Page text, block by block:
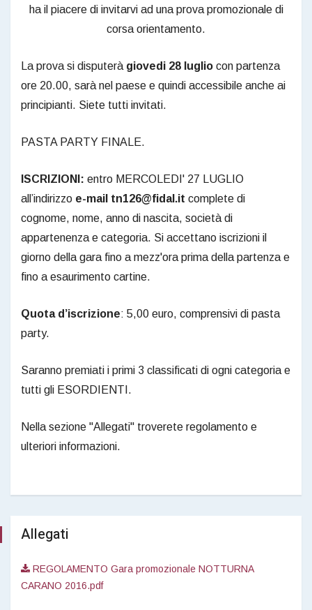
ha il piacere di invitarvi ad una prova promozionale di
corsa orientamento.
La prova si disputerà giovedi 28 luglio con partenza
ore 20.00, sarà nel paese e quindi accessibile anche ai
principianti. Siete tutti invitati.
PASTA PARTY FINALE.
ISCRIZIONI: entro MERCOLEDI' 27 LUGLIO
all’indirizzo e-mail tn126@fidal.it complete di
cognome, nome, anno di nascita, società di
appartenenza e categoria. Si accettano iscrizioni il
giorno della gara fino a mezz'ora prima della partenza e
fino a esaurimento cartine.
Quota d’iscrizione: 5,00 euro, comprensivi di pasta
party.
Saranno premiati i primi 3 classificati di ogni categoria e
tutti gli ESORDIENTI.
Nella sezione "Allegati" troverete regolamento e
ulteriori informazioni.
Allegati
REGOLAMENTO Gara promozionale NOTTURNA
CARANO 2016.pdf